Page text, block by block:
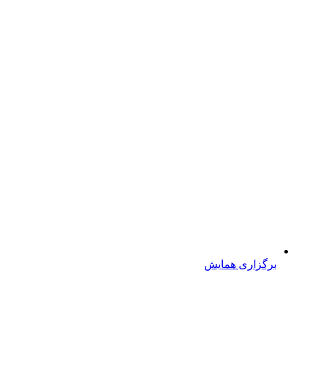
برگزاری همایش